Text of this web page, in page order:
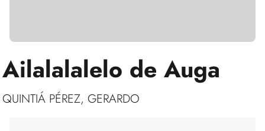
Ailalalalelo de Auga
QUINTIÁ PÉREZ, GERARDO